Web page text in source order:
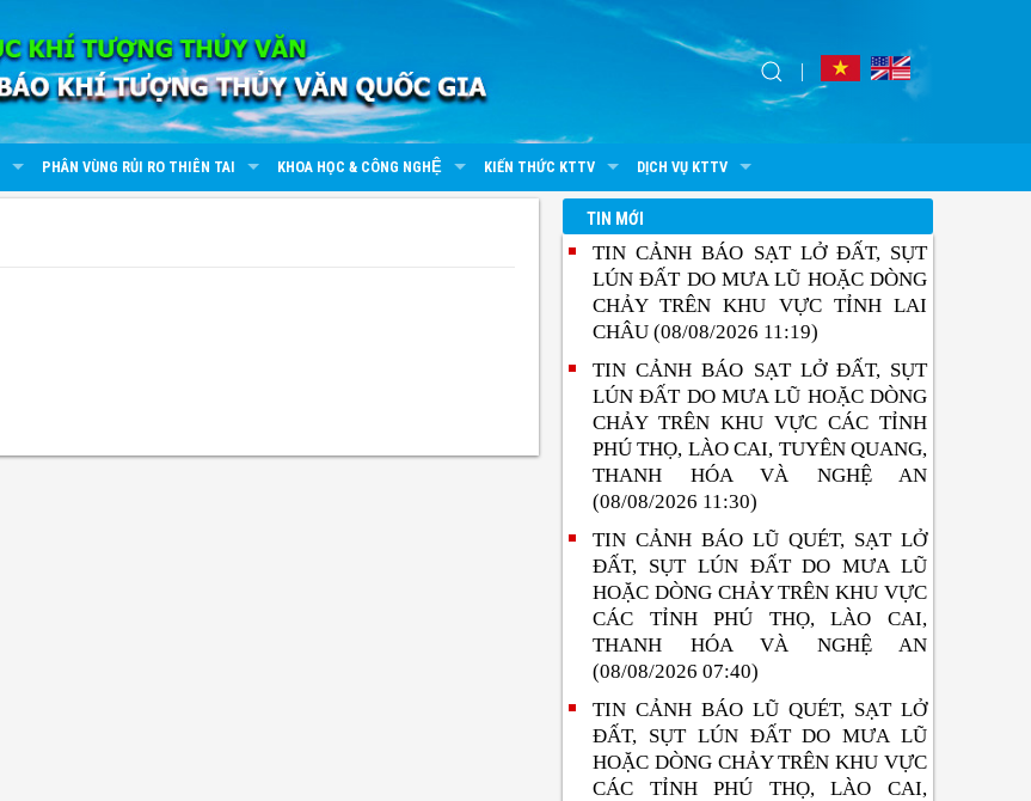
PHÂN VÙNG RỦI RO THIÊN TAI KHOA HỌC & CÔNG NGHỆ KIẾN THỨC KTTV DỊCH VỤ KTTV
TIN MỚI
TIN CẢNH BÁO SẠT LỞ ĐẤT, SỤT
LÚN ĐẤT DO MƯA LŨ HOẶC DÒNG
CHẢY TRÊN KHU VỰC TỈNH LAI
CHÂU (08/08/2026 11:19)
TIN CẢNH BÁO SẠT LỞ ĐẤT, SỤT
LÚN ĐẤT DO MƯA LŨ HOẶC DÒNG
CHẢY TRÊN KHU VỰC CÁC TỈNH
PHÚ THỌ, LÀO CAI, TUYÊN QUANG,
THANH HÓA VÀ NGHỆ AN
(08/08/2026 11:30)
TIN CẢNH BÁO LŨ QUÉT, SẠT LỞ
ĐẤT, SỤT LÚN ĐẤT DO MƯA LŨ
HOẶC DÒNG CHẢY TRÊN KHU VỰC
CÁC TỈNH PHÚ THỌ, LÀO CAI,
THANH HÓA VÀ NGHỆ AN
(08/08/2026 07:40)
TIN CẢNH BÁO LŨ QUÉT, SẠT LỞ
ĐẤT, SỤT LÚN ĐẤT DO MƯA LŨ
HOẶC DÒNG CHẢY TRÊN KHU VỰC
CÁC TỈNH PHÚ THỌ, LÀO CAI,